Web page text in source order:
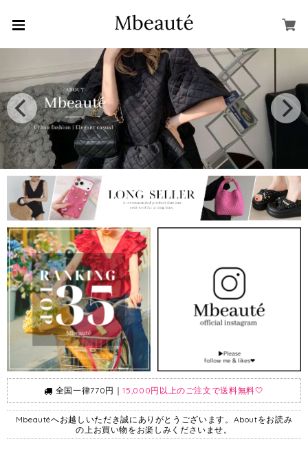
全国一律770円｜15,000円以上のご注文で送料無料🤍
Mbeautéへお越しいただき誠にありがとうございます。Aboutをお読み
の上お買い物をお楽しみくださいませ。